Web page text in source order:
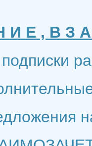
И Е , В З